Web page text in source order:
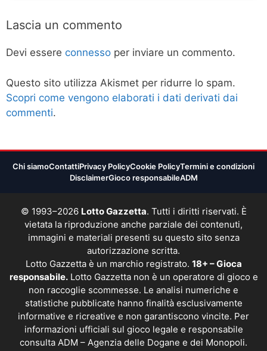
Lascia un commento
Devi essere connesso per inviare un commento.
Questo sito utilizza Akismet per ridurre lo spam.
Scopri come vengono elaborati i dati derivati dai
commenti.
Chi siamoContattiPrivacy PolicyCookie PolicyTermini e condizioni
DisclaimerGioco responsabileADM
© 1993–2026 Lotto Gazzetta. Tutti i diritti riservati. È
vietata la riproduzione anche parziale dei contenuti,
immagini e materiali presenti su questo sito senza
autorizzazione scritta.
Lotto Gazzetta è un marchio registrato. 18+ – Gioca
responsabile.Lotto Gazzetta non è un operatore di gioco e
non raccoglie scommesse. Le analisi numeriche e
statistiche pubblicate hanno finalità esclusivamente
informative e ricreative e non garantiscono vincite. Per
informazioni ufficiali sul gioco legale e responsabile
consulta ADM – Agenzia delle Dogane e dei Monopoli.